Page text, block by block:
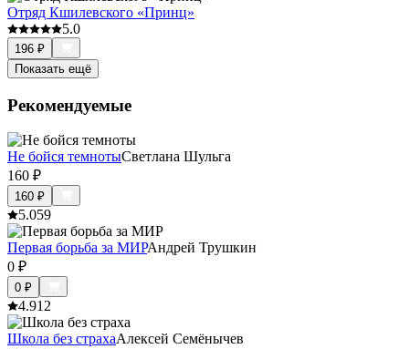
Отряд Кшилевского «Принц»
5.0
196 ₽
Показать ещё
Рекомендуемые
Не бойся темнотыСветлана Шульга
160 ₽
160 ₽
5.059
Первая борьба за МИРАндрей Трушкин
0 ₽
0 ₽
4.912
Школа без страхаАлексей Семёнычев